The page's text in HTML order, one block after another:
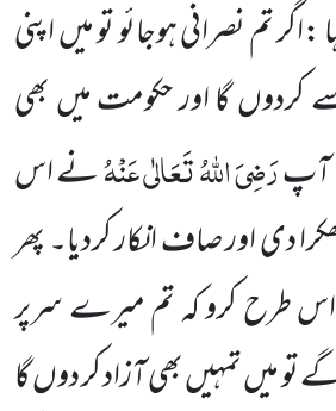
تم نصرانی ہوجائو تو میں اپنی
کردوں گا اور حکومت میں بھی
آپرَضِیَ اللہُ تَعَالٰی عَنْہُنے اس
دی اور صاف انکار کردیا۔ پھر
طرحکرو کہ تم میرے سرپر
تو میں تمہیں بھی آزاد کر دوں گا